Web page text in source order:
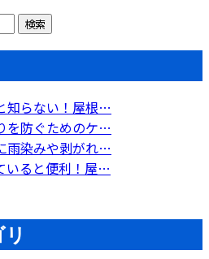
知らない！屋根…
を防ぐためのケ…
雨染みや剥がれ…
いると便利！屋…